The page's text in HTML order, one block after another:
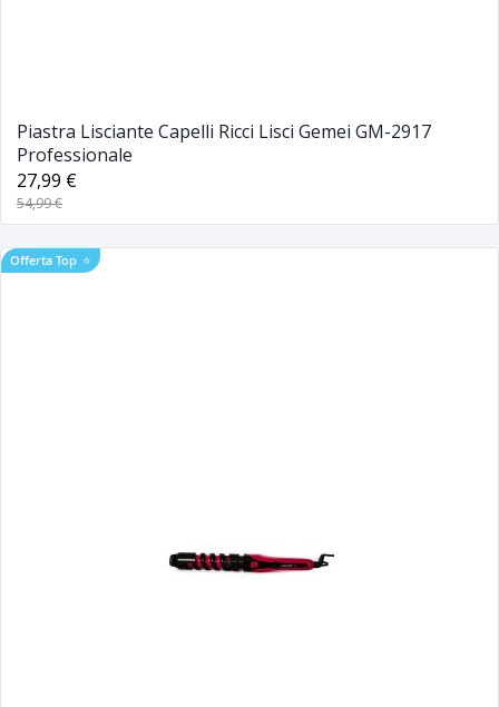
Piastra Lisciante Capelli Ricci Lisci Gemei GM-2917
Professionale
27,99 €
54,99 €
Offerta Top ⭐